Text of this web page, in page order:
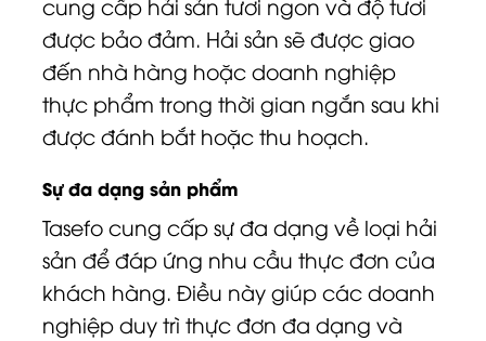
cung cấp hải sản tươi ngon và độ tươi
được bảo đảm. Hải sản sẽ được giao
đến nhà hàng hoặc doanh nghiệp
thực phẩm trong thời gian ngắn sau khi
được đánh bắt hoặc thu hoạch.
Sự đa dạng sản phẩm
Tasefo cung cấp sự đa dạng về loại hải
sản để đáp ứng nhu cầu thực đơn của
khách hàng. Điều này giúp các doanh
nghiệp duy trì thực đơn đa dạng và